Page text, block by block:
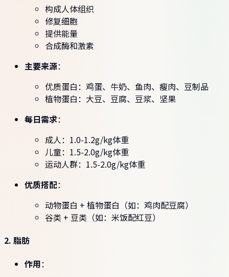
构成人体组织
修复细胞
提供能量
合成酶和激素
主要来源：
优质蛋白：鸡蛋、牛奶、鱼肉、瘦肉、豆制品
植物蛋白：大豆、豆腐、豆浆、坚果
每日需求：
成人：1.0-1.2g/kg体重
儿童：1.5-2.0g/kg体重
运动人群：1.5-2.0g/kg体重
优质搭配：
动物蛋白 + 植物蛋白（如：鸡肉配豆腐）
谷类 + 豆类（如：米饭配红豆）
2. 脂肪
作用：